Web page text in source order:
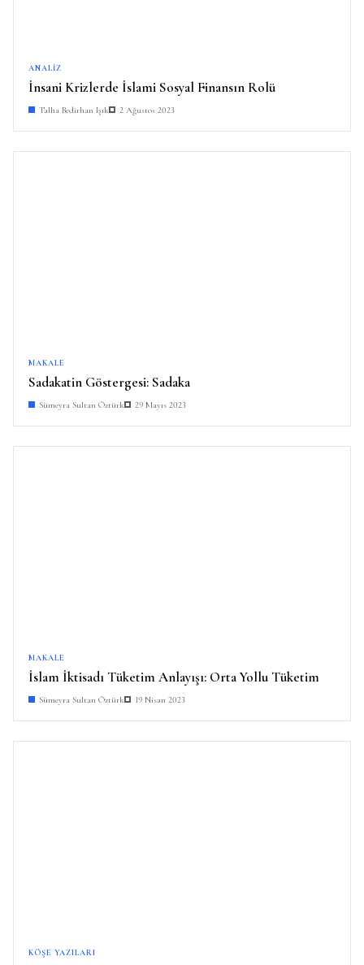
ANALIZ
İnsani Krizlerde İslami Sosyal Finansın Rolü
Talha Bedirhan Işık 2 Ağustos 2023
MAKALE
Sadakatin Göstergesi: Sadaka
Sümeyra Sultan Öztürk 29 Mayıs 2023
MAKALE
İslam İktisadı Tüketim Anlayışı: Orta Yollu Tüketim
Sümeyra Sultan Öztürk 19 Nisan 2023
KÖŞE YAZILARI